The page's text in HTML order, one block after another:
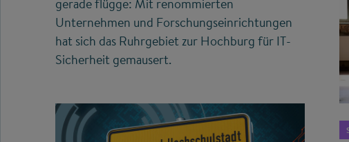
gerade flügge: Mit renommierten
Unternehmen und Forschungseinrichtungen
hat sich das Ruhrgebiet zur Hochburg für IT-
Sicherheit gemausert.